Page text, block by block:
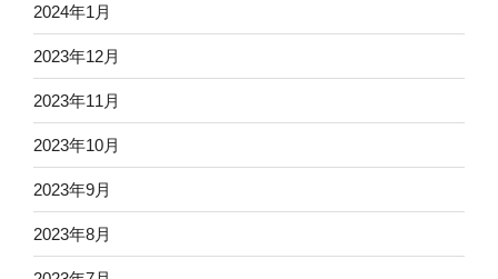
2024年1月
2023年12月
2023年11月
2023年10月
2023年9月
2023年8月